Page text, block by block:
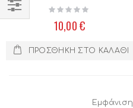
Rating:
10,00 €
ΠΡΟΣΘΉΚΗ ΣΤΟ ΚΑΛΆΘΙ
Εμφάνιση
Filter